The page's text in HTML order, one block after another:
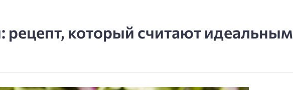
рецепт, который считают идеальным